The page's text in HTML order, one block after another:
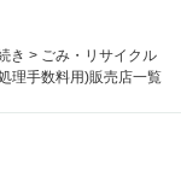
き > ごみ・リサイクル
理手数料用)販売店一覧